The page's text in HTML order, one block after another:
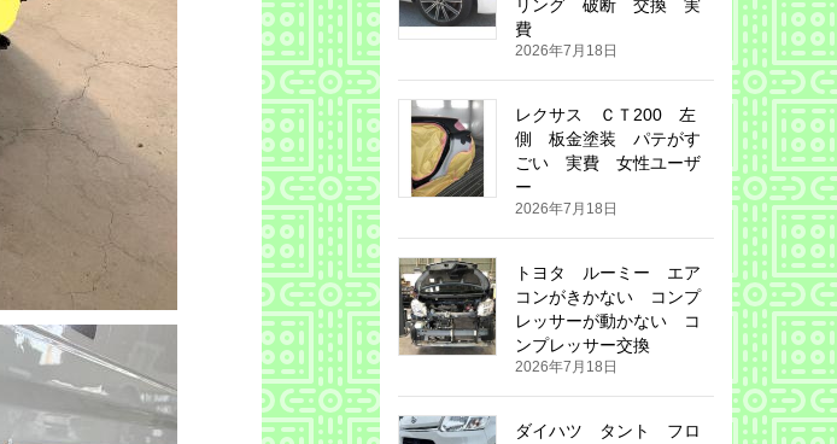
リング 破断 交換 実
費
2026年7月18日
レクサス ＣＴ200 左
側 板金塗装 パテがす
ごい 実費 女性ユーザ
ー
2026年7月18日
トヨタ ルーミー エア
コンがきかない コンプ
レッサーが動かない コ
ンプレッサー交換
2026年7月18日
ダイハツ タント フロ